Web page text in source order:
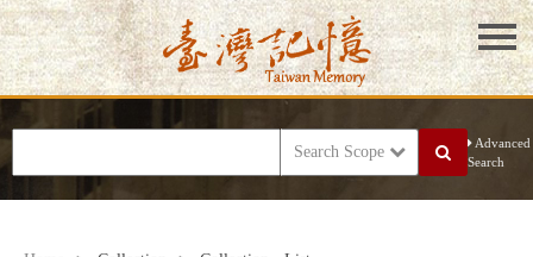
Search Scope
Advanced
Search